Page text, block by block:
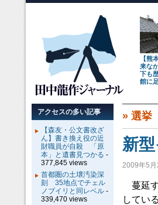
【熊
来な
下も
館に
» 選挙
新
2009年5
蔓延す
してい
アクセスの多い記事
【森友・公文書改ざ
ん】書き換え役の近
財職員が自殺 「原
本」と遺書見つかる -
377,845 views
首都圏の土壌汚染深
刻 35地点でチェル
ノブイリと同レベル -
339,470 views